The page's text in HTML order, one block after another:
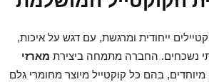
ייחודית ומרגשת, עם דגש על איכות,
נשכחים. החברה מתמחה ביצירת מארזי
מיוחדים, בהם כל קוקטייל מיוצר מחומרי גלם